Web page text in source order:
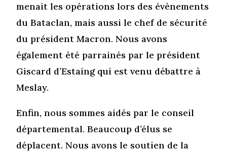
menait les opérations lors des évènements
du Bataclan, mais aussi le chef de sécurité
du président Macron. Nous avons
également été parrainés par le président
Giscard d’Estaing qui est venu débattre à
Meslay.
Enfin, nous sommes aidés par le conseil
départemental. Beaucoup d’élus se
déplacent. Nous avons le soutien de la